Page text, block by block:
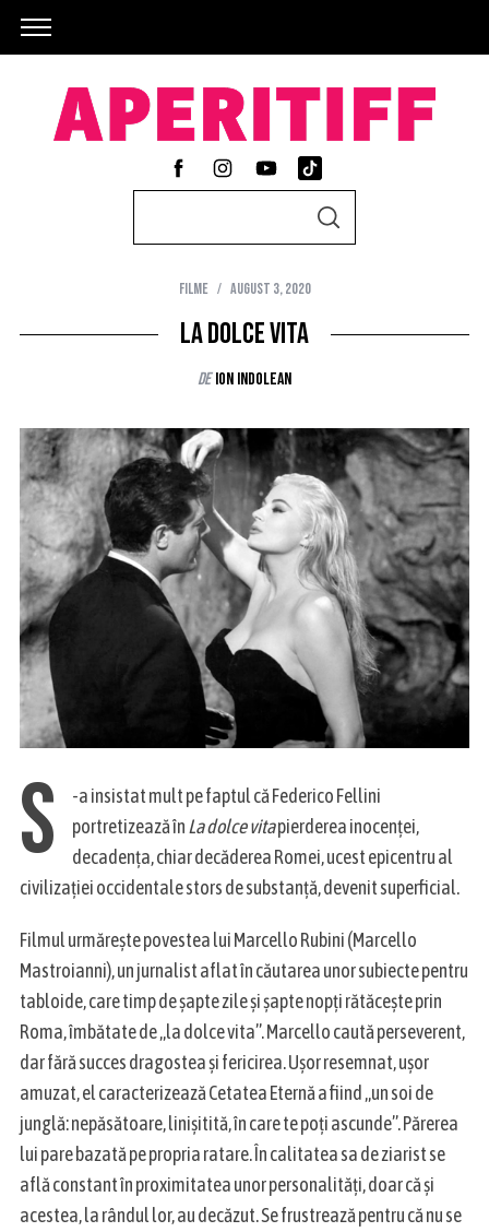
r
S
Filme august 3, 2020
La dolce vita
de Ion Indolean
S
-a insistat mult pe faptul că Federico Fellini
portretizează înLa dolce vitapierderea inocenţei,
decadenţa, chiar decăderea Romei, ucest epicentru al
civilizației occidentale stors de substanţă, devenit superficial.
Filmul urmărește povestea lui Marcello Rubini (Marcello
Mastroianni), un jurnalist aflat în căutarea unor subiecte pentru
tabloide, care timp de șapte zile și șapte nopți rătăcește prin
Roma, îmbătate de „la dolce vita”. Marcello caută perseverent,
dar fără succes dragostea și fericirea. Uşor resemnat, uşor
amuzat, el caracterizează Cetatea Eternă a fiind „un soi de
junglă: nepăsătoare, linişitită, în care te poţi ascunde”. Părerea
lui pare bazată pe propria ratare. În calitatea sa de ziarist se
află constant în proximitatea unor personalităţi, doar că și
acestea, la rândul lor, au decăzut. Se frustrează pentru că nu se